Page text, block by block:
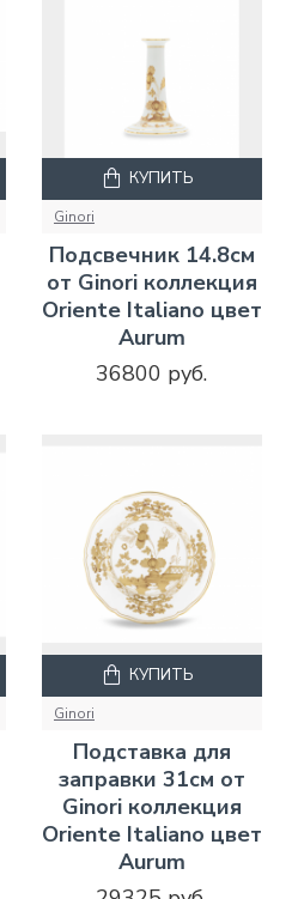
Ginori
Подсвечник 14.8см
от Ginori коллекция
Oriente Italiano цвет
Aurum
36800 руб.
КУПИТЬ
Ginori
Подставка для
заправки 31см от
Ginori коллекция
Oriente Italiano цвет
Aurum
КУПИТЬ